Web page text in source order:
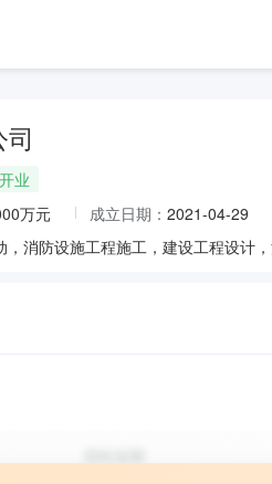
开业
万元 成立日期： 2021-04-29